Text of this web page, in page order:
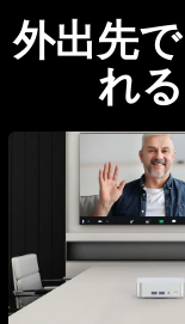
外出先
れ